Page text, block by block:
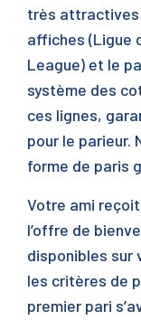
très attractives
affiches (Ligue
League) et le
système des
ces lignes,
pour le parieur.
forme de paris
Votre ami
l’offre de
disponibles sur
les critères de
premier pari